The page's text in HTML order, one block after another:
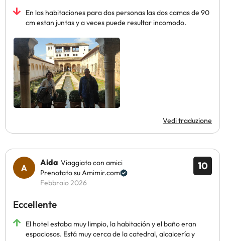
En las habitaciones para dos personas las dos camas de 90
cm estan juntas y a veces puede resultar incomodo.
Vedi traduzione
10
Aida Viaggiato con amici
Prenotato su Amimir.com
Febbraio 2026
Eccellente
El hotel estaba muy limpio, la habitación y el baño eran
espaciosos. Está muy cerca de la catedral, alcaicería y